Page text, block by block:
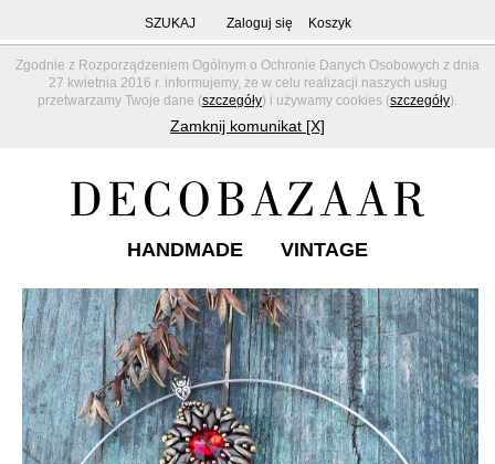
Zgodnie z Rozporządzeniem Ogólnym o Ochronie Danych Osobowych z dnia
27 kwietnia 2016 r. informujemy, że w celu realizacji naszych usług
przetwarzamy Twoje dane (szczegóły) i używamy cookies (szczegóły).
Zamknij komunikat [X]
SZUKAJ Zaloguj się Koszyk
HANDMADE VINTAGE